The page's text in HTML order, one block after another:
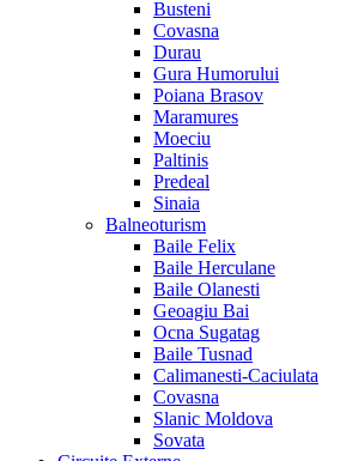
Busteni
Covasna
Durau
Gura Humorului
Poiana Brasov
Maramures
Moeciu
Paltinis
Predeal
Sinaia
Balneoturism
Baile Felix
Baile Herculane
Baile Olanesti
Geoagiu Bai
Ocna Sugatag
Baile Tusnad
Calimanesti-Caciulata
Covasna
Slanic Moldova
Sovata